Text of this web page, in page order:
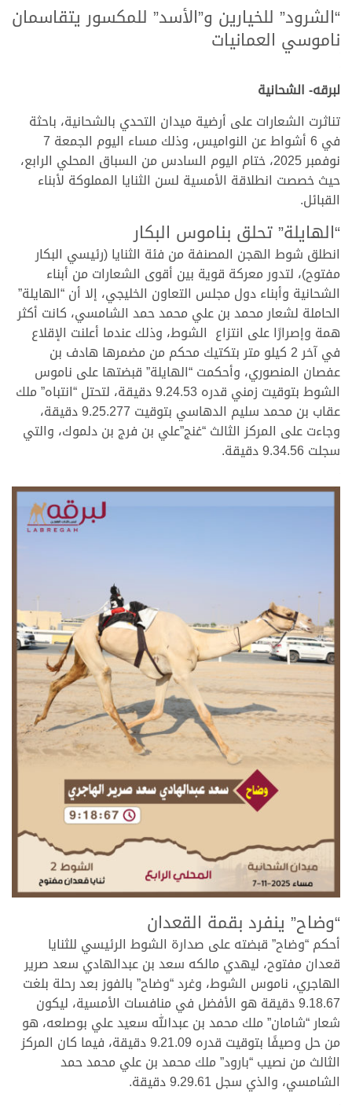
“الشرود” للخيارين و”الأسد” للمكسور يتقاسمان
ناموسي العمانيات
لبرقه- الشحانية
تناثرت الشعارات على أرضية ميدان التحدي بالشحانية، باحثة
في 6 أشواط عن النواميس، وذلك مساء اليوم الجمعة 7
نوفمبر 2025، ختام اليوم السادس من السباق المحلي الرابع،
حيث خصصت انطلاقة الأمسية لسن الثنايا المملوكة لأبناء
القبائل.
“الهايلة” تحلق بناموس البكار
انطلق شوط الهجن المصنفة من فئة الثنايا (رئيسي البكار
مفتوح)، لتدور معركة قوية بين أقوى الشعارات من أبناء
الشحانية وأبناء دول مجلس التعاون الخليجي، إلا أن “الهايلة”
الحاملة لشعار محمد بن علي محمد حمد الشامسي، كانت أكثر
همة وإصرارًا على انتزاع الشوط، وذلك عندما أعلنت الإقلاع
في آخر 2 كيلو متر بتكتيك محكم من مضمرها هادف بن
عفصان المنصوري، وأحكمت “الهايلة” قبضتها على ناموس
الشوط بتوقيت زمني قدره 9.24.53 دقيقة، لتحتل “انتباه” ملك
عقاب بن محمد سليم الدهاسي بتوقيت 9.25.277 دقيقة،
وجاءت على المركز الثالث “غنج”علي بن فرج بن دلموك، والتي
سجلت 9.34.56 دقيقة.
.
“وضاح” ينفرد بقمة القعدان
أحكم “وضاح” قبضته على صدارة الشوط الرئيسي للثنايا
قعدان مفتوح، ليهدي مالكه سعد بن عبدالهادي سعد صرير
الهاجري، ناموس الشوط، وغرد “وضاح” بالفوز بعد رحلة بلغت
9.18.67 دقيقة هو الأفضل في منافسات الأمسية، ليكون
شعار “شامان” ملك محمد بن عبدالله سعيد علي بوصلعه، هو
من حل وصيفًا بتوقيت قدره 9.21.09 دقيقة، فيما كان المركز
الثالث من نصيب “بارود” ملك محمد بن علي محمد حمد
الشامسي، والذي سجل 9.29.61 دقيقة.